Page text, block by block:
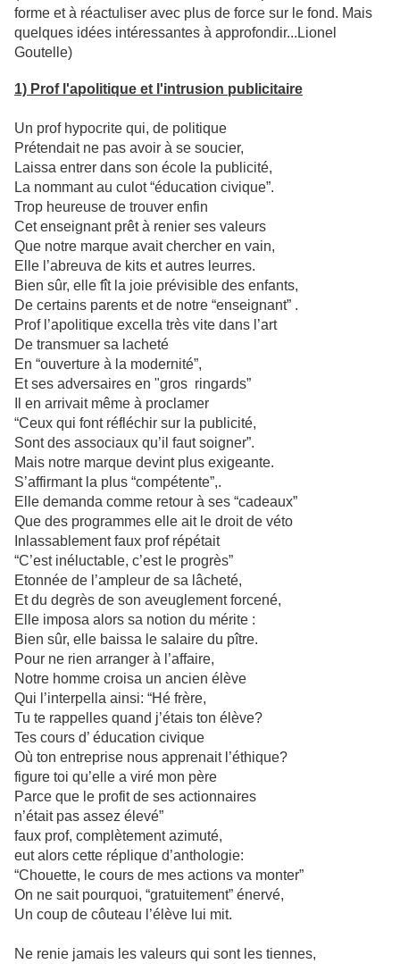
forme et à réactuliser avec plus de force sur le fond. Mais
quelques idées intéressantes à approfondir...Lionel
Goutelle)
1) Prof l'apolitique et l'intrusion publicitaire
Un prof hypocrite qui, de politique
Prétendait ne pas avoir à se soucier,
Laissa entrer dans son école la publicité,
La nommant au culot “éducation civique”.
Trop heureuse de trouver enfin
Cet enseignant prêt à renier ses valeurs
Que notre marque avait chercher en vain,
Elle l’abreuva de kits et autres leurres.
Bien sûr, elle fît la joie prévisible des enfants,
De certains parents et de notre “enseignant” .
Prof l’apolitique excella très vite dans l’art
De transmuer sa lacheté
En “ouverture à la modernité”,
Et ses adversaires en "gros ringards”
Il en arrivait même à proclamer
“Ceux qui font réfléchir sur la publicité,
Sont des associaux qu’il faut soigner”.
Mais notre marque devint plus exigeante.
S’affirmant la plus “compétente”,.
Elle demanda comme retour à ses “cadeaux”
Que des programmes elle ait le droit de véto
Inlassablement faux prof répétait
“C’est inéluctable, c’est le progrès”
Etonnée de l’ampleur de sa lâcheté,
Et du degrès de son aveuglement forcené,
Elle imposa alors sa notion du mérite :
Bien sûr, elle baissa le salaire du pître.
Pour ne rien arranger à l’affaire,
Notre homme croisa un ancien élève
Qui l’interpella ainsi: “Hé frère,
Tu te rappelles quand j’étais ton élève?
Tes cours d’ éducation civique
Où ton entreprise nous apprenait l’éthique?
figure toi qu’elle a viré mon père
Parce que le profit de ses actionnaires
n’était pas assez élevé”
faux prof, complètement azimuté,
eut alors cette réplique d’anthologie:
“Chouette, le cours de mes actions va monter”
On ne sait pourquoi, “gratuitement” énervé,
Un coup de côuteau l’élève lui mit.
Ne renie jamais les valeurs qui sont les tiennes,